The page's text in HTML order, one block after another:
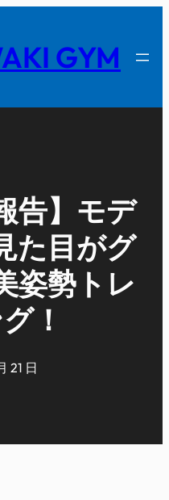
GYM
告】モデ
た目がグ
姿勢トレ
！
21 日